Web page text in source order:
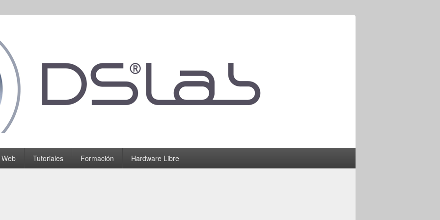
Tutoriales Formación Hardware Libre